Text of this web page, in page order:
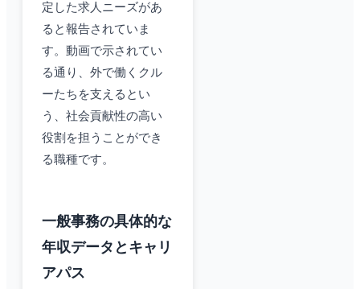
定した求人ニーズがあ
ると報告されていま
す。動画で示されてい
る通り、外で働くクル
ーたちを支えるとい
う、社会貢献性の高い
役割を担うことができ
る職種です。
一般事務の具体的な
年収データとキャリ
アパス